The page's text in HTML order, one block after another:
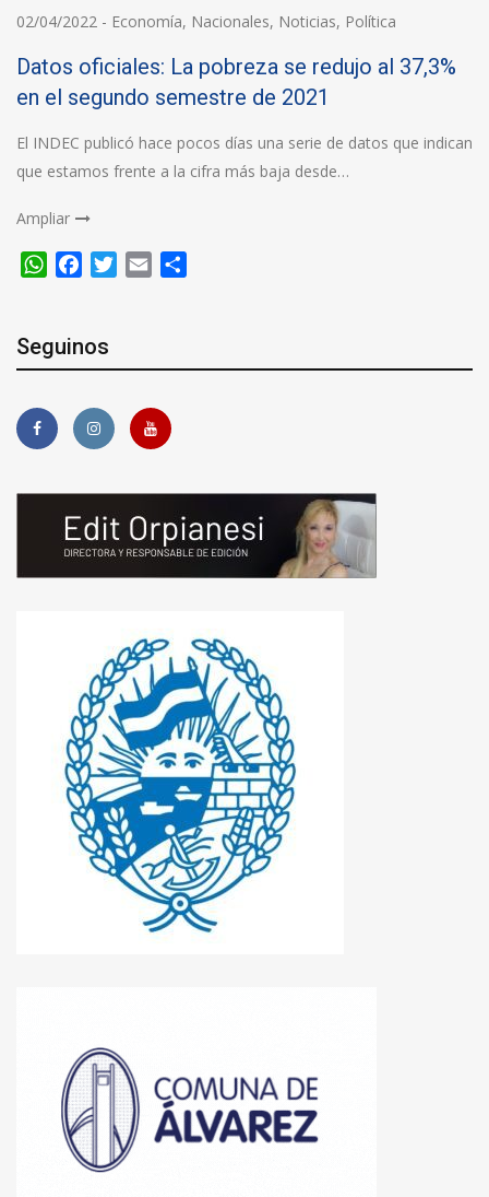
02/04/2022 - Economía, Nacionales, Noticias, Política
Datos oficiales: La pobreza se redujo al 37,3%
en el segundo semestre de 2021
El INDEC publicó hace pocos días una serie de datos que indican
que estamos frente a la cifra más baja desde…
Ampliar
WhatsApp
FacebookTwitter
Email
Seguinos